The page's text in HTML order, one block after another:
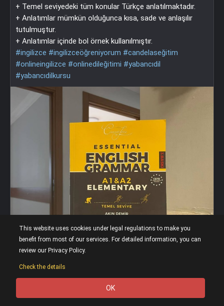
+ Temel seviyedeki tüm konular Türkçe anlatılmaktadır.
+ Anlatımlar mümkün olduğunca kısa, sade ve anlaşılır
tutulmuştur.
+ Anlatımlar içinde bol örnek kullanılmıştır.
#ingilizce #ingilizceöğreniyorum #candelaseğitim
#onlineingilizce #onlinedileğitimi #yabancıdil
#yabancıdilkursu
0 0 0
This website uses cookies under legal regulations to make you
benefit from most of our services. For detailed information, you can
review our Privacy Policy.
Check the details
OK